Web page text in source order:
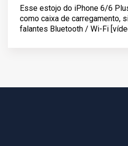
Esse estojo do iPhone 6/6
como caixa de carregamento,
falantes Bluetooth / Wi-Fi